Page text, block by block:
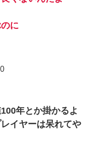
に
年とか掛かるよ
イヤーは呆れてや